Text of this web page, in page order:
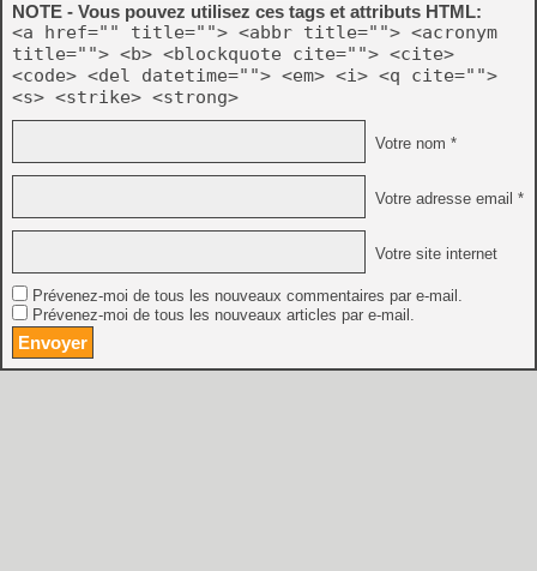
NOTE - Vous pouvez utilisez ces tags et attributs HTML:
<a href="" title=""> <abbr title=""> <acronym
title=""> <b> <blockquote cite=""> <cite>
<code> <del datetime=""> <em> <i> <q cite="">
<s> <strike> <strong>
Votre nom *
Votre adresse email *
Votre site internet
Prévenez-moi de tous les nouveaux commentaires par e-mail.
Prévenez-moi de tous les nouveaux articles par e-mail.